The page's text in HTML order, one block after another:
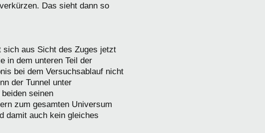
Das sieht dann so
sich aus Sicht des Zuges jetzt
in dem unteren Teil der
bei dem Versuchsablauf nicht
der Tunnel unter
seinen
zum gesamten Universum
damit auch kein gleiches